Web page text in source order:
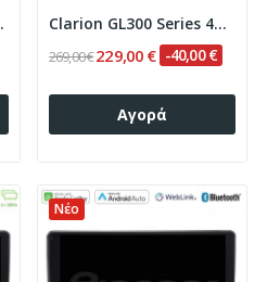
Fiat... Clarion GL300 Series 4Core Android ClarionOS...
269,00 €229,00 € -40,00 €
Αγορά
Νέο